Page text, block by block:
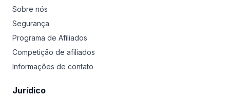
Sobre nós
Segurança
Programa de Afiliados
Competição de afiliados
Informações de contato
Jurídico